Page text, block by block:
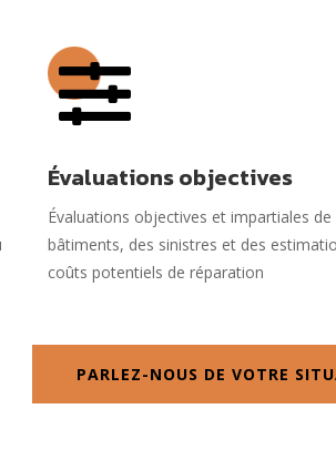

Évaluations objectives
Évaluations objectives et impartiales de
bâtiments, des sinistres et des
coûts potentiels de réparation
PARLEZ-NOUS DE VOTRE